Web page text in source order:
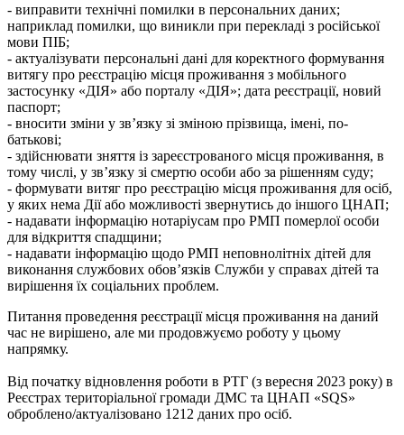
- виправити технічні помилки в персональних даних;
наприклад помилки, що виникли при перекладі з російської
мови ПІБ;
- актуалізувати персональні дані для коректного формування
витягу про реєстрацію місця проживання з мобільного
застосунку «ДІЯ» або порталу «ДІЯ»; дата реєстрації, новий
паспорт;
- вносити зміни у зв’язку зі зміною прізвища, імені, по-
батькові;
- здійснювати зняття із зареєстрованого місця проживання, в
тому числі, у зв’язку зі смертю особи або за рішенням суду;
- формувати витяг про реєстрацію місця проживання для осіб,
у яких нема Дії або можливості звернутись до іншого ЦНАП;
- надавати інформацію нотаріусам про РМП померлої особи
для відкриття спадщини;
- надавати інформацію щодо РМП неповнолітніх дітей для
виконання службових обов’язків Служби у справах дітей та
вирішення їх соціальних проблем.
Питання проведення реєстрації місця проживання на даний
час не вирішено, але ми продовжуємо роботу у цьому
напрямку.
Від початку відновлення роботи в РТГ (з вересня 2023 року) в
Реєстрах територіальної громади ДМС та ЦНАП «SQS»
оброблено/актуалізовано 1212 даних про осіб.